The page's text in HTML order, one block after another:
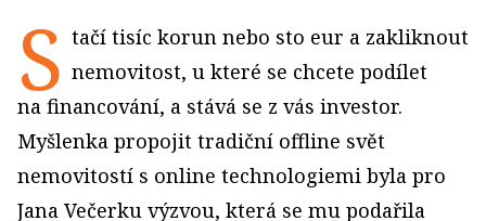
S tačí tisíc korun nebo sto eur a zakliknout
nemovitost, u které se chcete podílet
na financování, a stává se z vás investor.
Myšlenka propojit tradiční offline svět
nemovitostí s online technologiemi byla pro
Jana Večerku výzvou, která se mu podařila